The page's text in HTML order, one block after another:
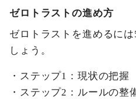
ゼロトラストの進め方
ゼロトラストを進めるに
しょう。
・ステップ1：現状の把握
・ステップ2：ルールの整